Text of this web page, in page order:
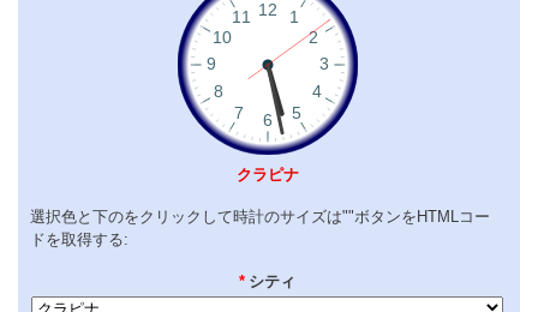
クラピナ
選択色と下のをクリックして時計のサイズは""ボタンをHTMLコー
ドを取得する:
* シティ